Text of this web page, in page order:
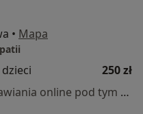
• Mapa
250 zł
Specjalista nie oferuje umawiania online pod tym adresem.